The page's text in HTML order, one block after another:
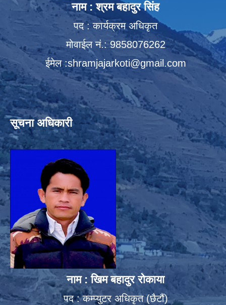
नाम : श्रम बहादुर सिंह
पद : कार्यक्रम अधिकृत
मोवाईल नं.: 9858076262
ईमेल :shramjajarkoti@gmail.com
सूचना अधिकारी
नाम : खिम बहादुर रोकाया
पद : कम्प्युटर अधिकृत (छैटौं)